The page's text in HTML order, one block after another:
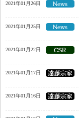
2021年01月26日
2021年01月25日
2021年01月22日
2021年01月17日
2021年01月16日